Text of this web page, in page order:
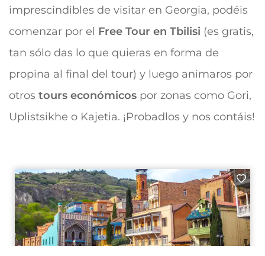
imprescindibles de visitar en Georgia, podéis
comenzar por el Free Tour en Tbilisi (es gratis,
tan sólo das lo que quieras en forma de
propina al final del tour) y luego animaros por
otros tours económicos por zonas como Gori,
Uplistsikhe o Kajetia. ¡Probadlos y nos contáis!